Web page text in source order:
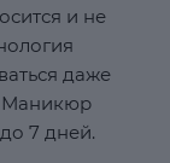
и не
даже
Маникюр
7 дней.